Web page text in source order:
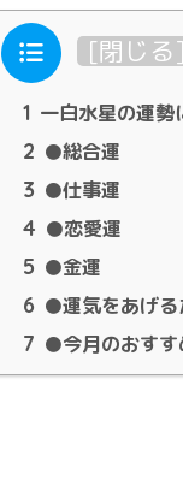
目次 [閉じる]
1 一白水星の運勢
2 ●総合運
3 ●仕事運
4 ●恋愛運
5 ●金運
6 ●運気をあげる
7 ●今月のおすす